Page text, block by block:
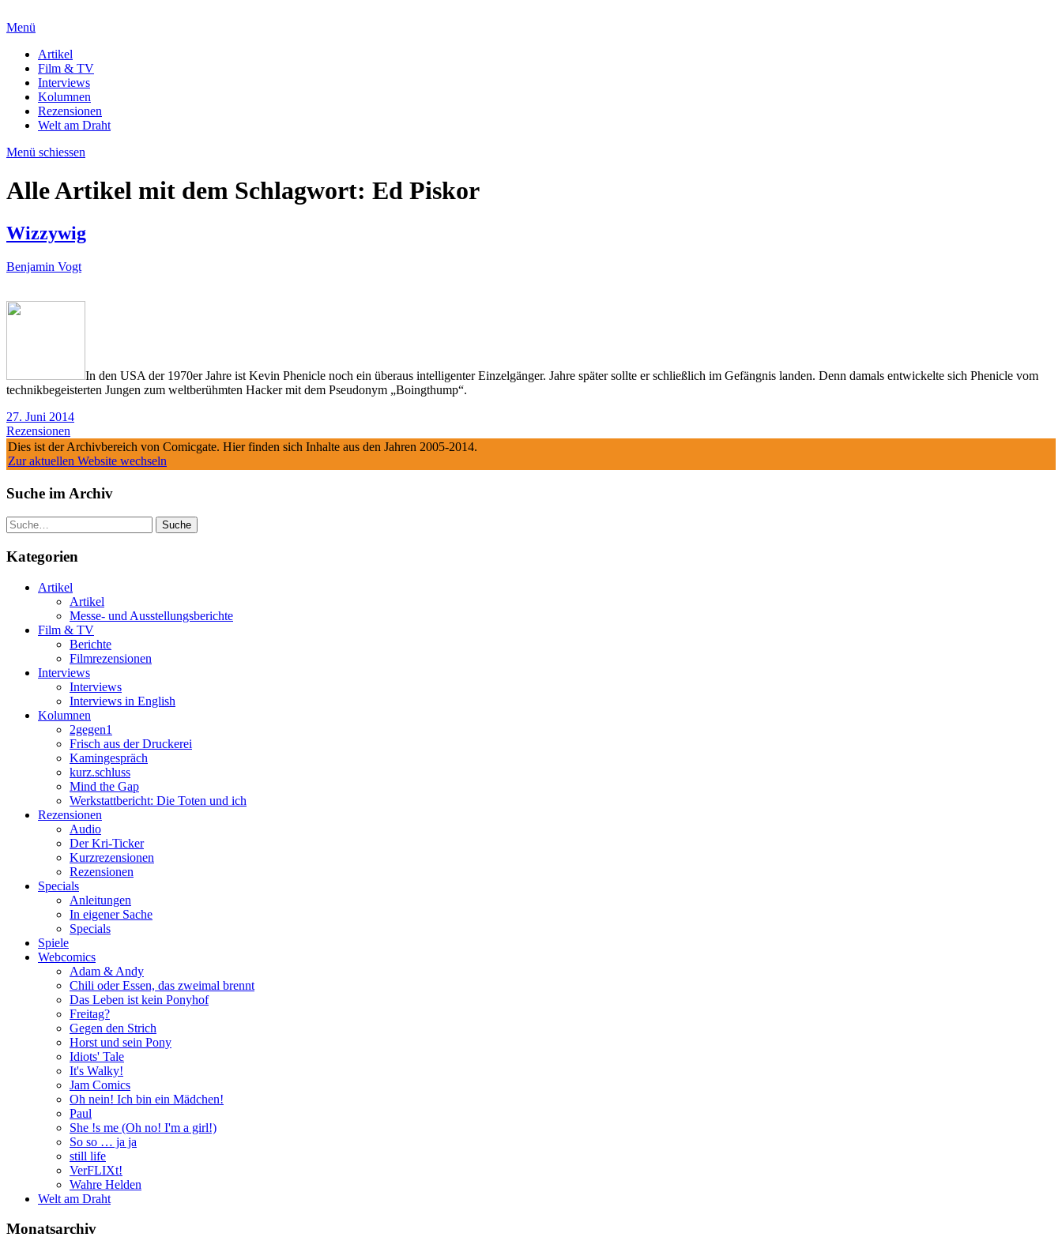
Menü
Artikel
Film & TV
Interviews
Kolumnen
Rezensionen
Welt am Draht
Menü schiessen
Alle Artikel mit dem Schlagwort: Ed Piskor
Wizzywig
Benjamin Vogt
In den USA der 1970er Jahre ist Kevin Phenicle noch ein überaus intelligenter Einzelgänger. Jahre später sollte er schließlich im Gefängnis landen. Denn damals entwickelte sich Phenicle vom
technikbegeisterten Jungen zum weltberühmten Hacker mit dem Pseudonym „Boingthump“.
27. Juni 2014
Rezensionen
Dies ist der Archivbereich von Comicgate. Hier finden sich Inhalte aus den Jahren 2005-2014.
Zur aktuellen Website wechseln
Suche im Archiv
Suche
Kategorien
Artikel
Artikel
Messe- und Ausstellungsberichte
Film & TV
Berichte
Filmrezensionen
Interviews
Interviews
Interviews in English
Kolumnen
2gegen1
Frisch aus der Druckerei
Kamingespräch
kurz.schluss
Mind the Gap
Werkstattbericht: Die Toten und ich
Rezensionen
Audio
Der Kri-Ticker
Kurzrezensionen
Rezensionen
Specials
Anleitungen
In eigener Sache
Specials
Spiele
Webcomics
Adam & Andy
Chili oder Essen, das zweimal brennt
Das Leben ist kein Ponyhof
Freitag?
Gegen den Strich
Horst und sein Pony
Idiots' Tale
It's Walky!
Jam Comics
Oh nein! Ich bin ein Mädchen!
Paul
She !s me (Oh no! I'm a girl!)
So so … ja ja
still life
VerFLIXt!
Wahre Helden
Welt am Draht
Monatsarchiv